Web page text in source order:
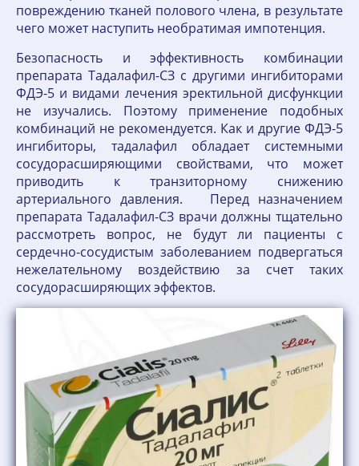
повреждению тканей полового члена, в результате
чего может наступить необратимая импотенция.
Безопасность и эффективность комбинации
препарата Тадалафил-СЗ с другими ингибиторами
ФДЭ-5 и видами лечения эректильной дисфункции
не изучались. Поэтому применение подобных
комбинаций не рекомендуется. Как и другие ФДЭ-5
ингибиторы, тадалафил обладает системными
сосудорасширяющими свойствами, что может
приводить к транзиторному снижению
артериального давления. Перед назначением
препарата Тадалафил-СЗ врачи должны тщательно
рассмотреть вопрос, не будут ли пациенты с
сердечно-сосудистым заболеванием подвергаться
нежелательному воздействию за счет таких
сосудорасширяющих эффектов.